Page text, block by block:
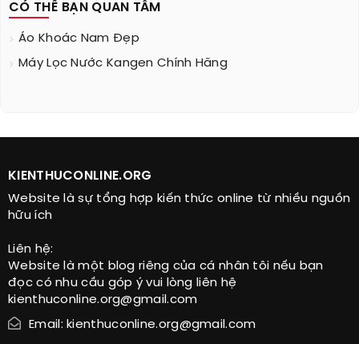
CÓ THỂ BẠN QUAN TÂM
Áo Khoác Nam Đẹp
Máy Lọc Nước Kangen Chính Hãng
KIENTHUCONLINE.ORG
Website là sự tổng hợp kiến thức online từ nhiều nguồn
hữu ích
Liên hệ:
Website là một blog riêng của cá nhân tôi nếu bạn
đọc có nhu cầu góp ý vui lòng liên hệ
kienthuconline.org@gmail.com
Email: kienthuconline.org@gmail.com